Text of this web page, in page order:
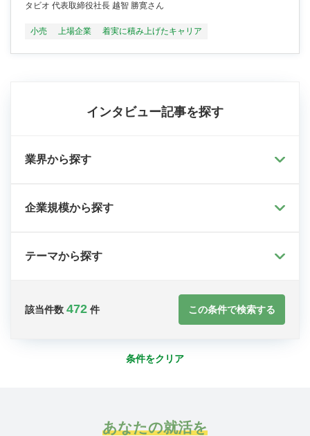
タビオ 代表取締役社長 越智 勝寛さん
小売 上場企業 着実に積み上げたキャリア
インタビュー記事を探す
業界から探す
企業規模から探す
テーマから探す
該当件数 472 件 この条件で検索する
条件をクリア
あなたの就活を